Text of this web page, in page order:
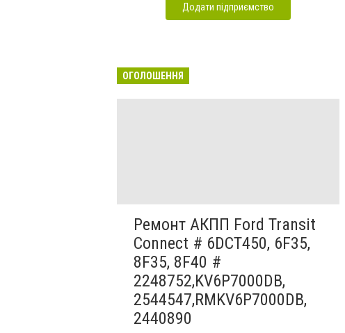
Додати підприємство
ОГОЛОШЕННЯ
Ремонт АКПП Ford Transit
Connect # 6DCT450, 6F35,
8F35, 8F40 #
2248752,KV6P7000DB,
2544547,RMKV6P7000DB,
2440890